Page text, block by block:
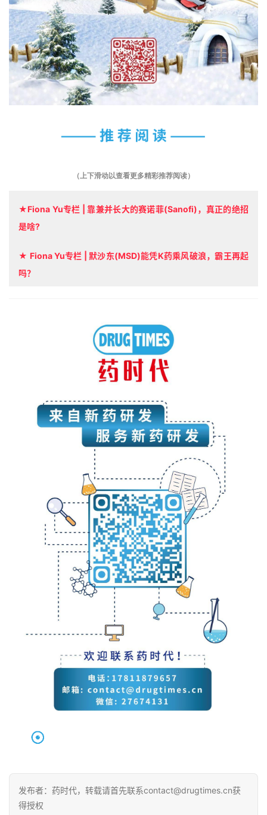
（上下滑动以查看更多精彩推荐阅读）
★Fiona Yu专栏 | 靠兼并长大的赛诺菲(Sanofi)，真正的绝招
是啥?
★ Fiona Yu专栏 | 默沙东(MSD)能凭K药乘风破浪，霸王再起
吗？
（Novartis）的转型经验你学到啥？
★Fiona Yu专栏 | 武田（Takeda）模式能否帮助亚洲药企杀入
★ Fiona Yu专栏 | 百年药企强生（JNJ），能否再走百年？
Fiona Yu专栏 | 生物链上的江湖,新基（Celgene）是猎人还
★ Fiona Yu专栏 | 走下神坛后，吉利德（Gilead）有何妙计翻
★穿越历史，聆听“百龄哥”勃林格殷格翰的故事
提前批准新药上市，或成常态
★FDA的执行力★创新无边界，百年德国药企开创First-in-
class大赛，助力中国创新！
★百济神州泽布替尼美国上市销售➤双图记：百健/卫材的
Aducanumab和绿谷的GV-971
★美加澳同步获批！ 三款BTK抑制剂争夺CLL高地，谁将独占
★ 徐亦迅博士 | “诺光灯”下的科学史掠影（上）
★ Nature重磅发现！染色体外DNA，导致癌症恶变的罪魁！
★重大战略调整！
招呼都不打！～
★ 百济神州公布泽布替尼在美定价 30天12,935美元 全球销售
发布者：药时代，转载请首先联系contact@drugtimes.cn获
得授权